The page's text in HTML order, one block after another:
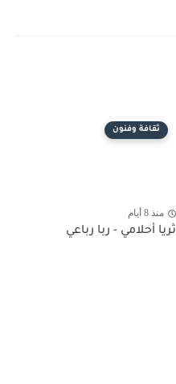
ثقافة وفنون
منذ 8 أيام
ثريا أحلامي - ربا رباعي